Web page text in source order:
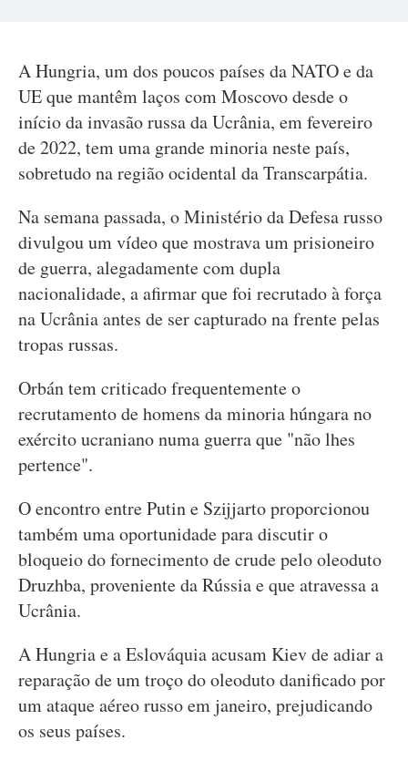
A Hungria, um dos poucos países da NATO e da
UE que mantêm laços com Moscovo desde o
início da invasão russa da Ucrânia, em fevereiro
de 2022, tem uma grande minoria neste país,
sobretudo na região ocidental da Transcarpátia.
Na semana passada, o Ministério da Defesa russo
divulgou um vídeo que mostrava um prisioneiro
de guerra, alegadamente com dupla
nacionalidade, a afirmar que foi recrutado à força
na Ucrânia antes de ser capturado na frente pelas
tropas russas.
Orbán tem criticado frequentemente o
recrutamento de homens da minoria húngara no
exército ucraniano numa guerra que "não lhes
pertence".
O encontro entre Putin e Szijjarto proporcionou
também uma oportunidade para discutir o
bloqueio do fornecimento de crude pelo oleoduto
Druzhba, proveniente da Rússia e que atravessa a
Ucrânia.
A Hungria e a Eslováquia acusam Kiev de adiar a
reparação de um troço do oleoduto danificado por
um ataque aéreo russo em janeiro, prejudicando
os seus países.